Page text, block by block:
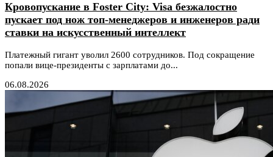
Кровопускание в Foster City: Visa безжалостно
пускает под нож топ-менеджеров и инженеров ради
ставки на искусственный интеллект
Платежный гигант уволил 2600 сотрудников. Под сокращение
попали вице-президенты с зарплатами до...
06.08.2026